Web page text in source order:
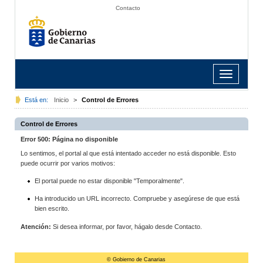
Contacto
Toggle
navigation
Está en: Inicio > Control de Errores
Control de Errores
Error 500: Página no disponible
Lo sentimos, el portal al que está intentado acceder no está disponible. Esto
puede ocurrir por varios motivos:
El portal puede no estar disponible "Temporalmente".
Ha introducido un URL incorrecto. Compruebe y asegúrese de que está
bien escrito.
Atención: Si desea informar, por favor, hágalo desde Contacto.
© Gobierno de Canarias